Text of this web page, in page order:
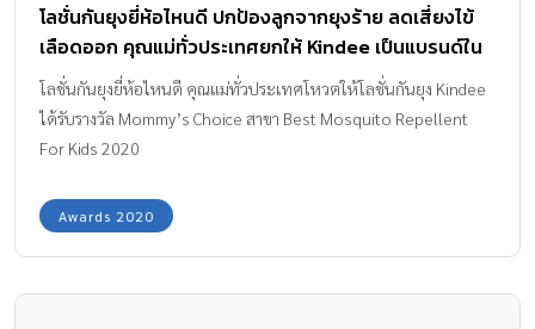
โลชั่นกันยุงยี่ห้อไหนดี ปกป้องลูกจากยุงร้าย ลดเสี่ยงไข้
เลือดออก คุณแม่ทั่วประเทศยกให้ Kindee เป็นแบรนด์ใน
ดวงใจ
โลชั่นกันยุงยี่ห้อไหนดี คุณแม่ทั่วประเทศโหวตให้โลชั่นกันยุง Kindee
ได้รับรางวัล Mommy’s Choice สาขา Best Mosquito Repellent
For Kids 2020
Awards 2020